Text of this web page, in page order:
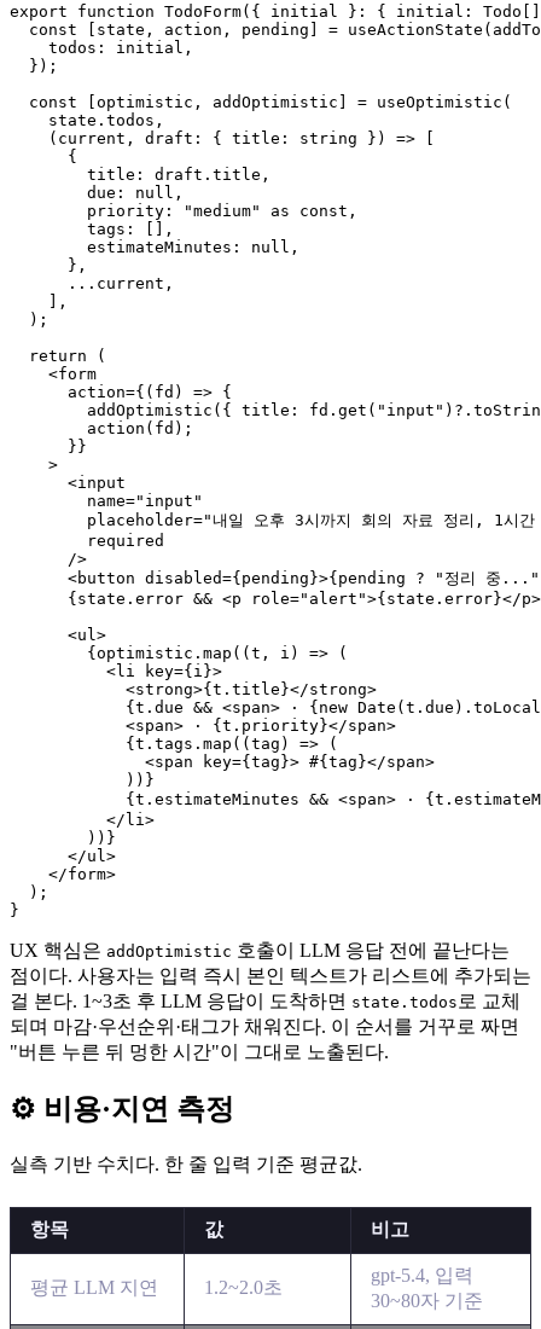
export function TodoForm({ initial }: { initial: Todo[]
const [state, action, pending] =
    todos: initial,
  });
  const [optimistic, addOptimistic] = useOptimistic(
    state.todos,
    (current, draft: { title: string }) => [
      {
        title: draft.title,
        due: null,
        priority: "medium" as const,
        tags: [],
        estimateMinutes: null,
      },
      ...current,
    ],
  );
  return (
    <form
      action={(fd) => {
addOptimistic({ title:
        action(fd);
      }}
    >
      <input
        name="input"
placeholder="내일 오후 3시까지 회의 자료 정리, 1시간
        required
      />
<button disabled={pending}>{pending ? "정리 중
{state.error && <p role="alert">{state.error}</
      <ul>
        {optimistic.map((t, i) => (
          <li key={i}>
            <strong>{t.title}</strong>
{t.due && <span> · {new
            <span> · {t.priority}</span>
            {t.tags.map((tag) => (
              <span key={tag}> #{tag}</span>
            ))}
{t.estimateMinutes && <span> ·
          </li>
        ))}
      </ul>
    </form>
  );
UX 핵심은 addOptimistic 호출이 LLM 응답 전에 끝난다는
점이다. 사용자는 입력 즉시 본인 텍스트가 리스트에 추가되는
걸 본다. 1~3초 후 LLM 응답이 도착하면 state.todos 로 교체
되며 마감·우선순위·태그가 채워진다. 이 순서를 거꾸로 짜면
"버튼 누른 뒤 멍한 시간"이 그대로 노출된다.
⚙️ 비용·지연 측정
실측 기반 수치다. 한 줄 입력 기준 평균값.
항목 값 비고
평균 LLM 지연 1.2~2.0초
gpt-5.4, 입력
30~80자 기준